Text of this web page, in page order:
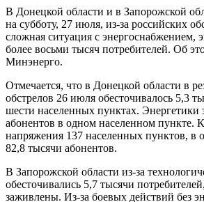
В Донецкой области и в Запорожской
на субботу, 27 июля, из-за российских
сложная ситуация с энергоснабжением,
более восьми тысяч потребителей. Об
Минэнерго.
Отмечается, что в Донецкой области в
обстрелов 26 июля обесточивалось 5,3
шести населенных пунктах. Энергетики
абонентов в одном населенном пункте. К
напряжения 137 населенных пунктов, в
82,8 тысячи абонентов.
В Запорожской области из-за
обесточивались 5,7 тысячи
заживлены. Из-за боевых действий без